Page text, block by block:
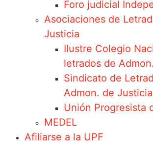
Foro judicial
Asociaciones de
Justicia
Ilustre Colegio
letrados de
Sindicato de
Admon. de Justicia
Unión Progresista
MEDEL
Afiliarse a la UPF